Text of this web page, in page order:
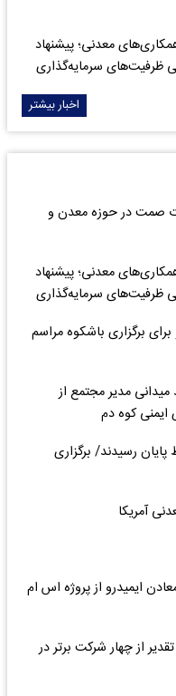
معدنی؛ پیشنهاد
ظرفیت‌های سرمایه‌گذاری
اخبار بیشتر
وزارت صمت در حوزه معدن و
معدنی؛ پیشنهاد
ظرفیت‌های سرمایه‌گذاری
برگزاری باشکوه مراسم
مدیر مجتمع از
ایمنی کوه دم
پایان رسیدند/ برگزاری
ایمیدرو از پروژه اس ام
از چهار شرکت برتر در